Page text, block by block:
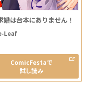
婚は台本にありません！
Leaf
ComicFestaで
試し読み